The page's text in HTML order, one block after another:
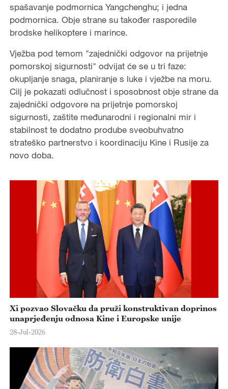
spašavanje podmornica Yangchenghu; i jedna
podmornica. Obje strane su također rasporedile
brodske helikoptere i marince.
Vježba pod temom "zajednički odgovor na prijetnje
pomorskoj sigurnosti" odvijat će se u tri faze:
okupljanje snaga, planiranje s luke i vježbe na moru.
Cilj je pokazati odlučnost i sposobnost obje strane da
zajednički odgovore na prijetnje pomorskoj
sigurnosti, zaštite međunarodni i regionalni mir i
stabilnost te dodatno prodube sveobuhvatno
strateško partnerstvo i koordinaciju Kine i Rusije za
novo doba.
Xi pozvao Slovačku da pruži konstruktivan doprinos
unaprjeđenju odnosa Kine i Europske unije
28-Jul-2026